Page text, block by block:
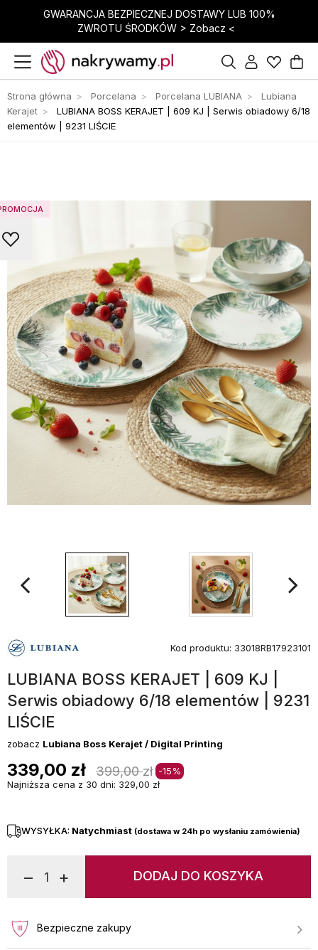
GWARANCJA BEZPIECZNEJ DOSTAWY LUB 100%
ZWROTU ŚRODKÓW > Zobacz <
Strona główna Porcelana Porcelana LUBIANA
Lubiana
Kerajet
LUBIANA BOSS KERAJET | 609 KJ | Serwis obiadowy 6/18
elementów | 9231 LIŚCIE
Kod produktu: 33018RB17923101
LUBIANA BOSS KERAJET | 609 KJ |
Serwis obiadowy 6/18 elementów | 9231
LIŚCIE
zobacz Lubiana Boss Kerajet / Digital Printing
339,00 zł 399,00zł -15%
Najniższa cena z 30 dni: 329,00 zł
WYSYŁKA: Natychmiast (dostawa w 24h po wysłaniu zamówienia)
– + DODAJ DO KOSZYKA
Bezpieczne zakupy